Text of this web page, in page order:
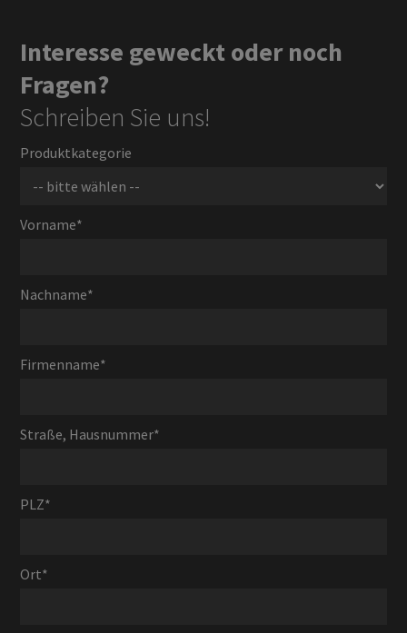
Interesse geweckt oder noch
Fragen?
Schreiben Sie uns!
Produktkategorie
Vorname*
Nachname*
Firmenname*
Straße, Hausnummer*
PLZ*
Ort*